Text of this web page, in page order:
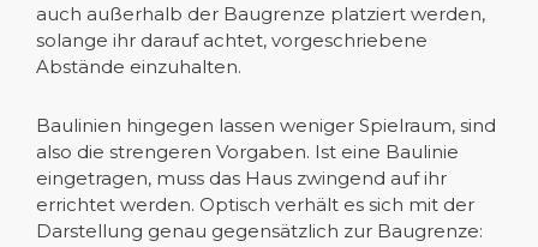
auch außerhalb der Baugrenze platziert werden,
solange ihr darauf achtet, vorgeschriebene
Abstände einzuhalten.
Baulinien hingegen lassen weniger Spielraum, sind
also die strengeren Vorgaben. Ist eine Baulinie
eingetragen, muss das Haus zwingend auf ihr
errichtet werden. Optisch verhält es sich mit der
Darstellung genau gegensätzlich zur Baugrenze: